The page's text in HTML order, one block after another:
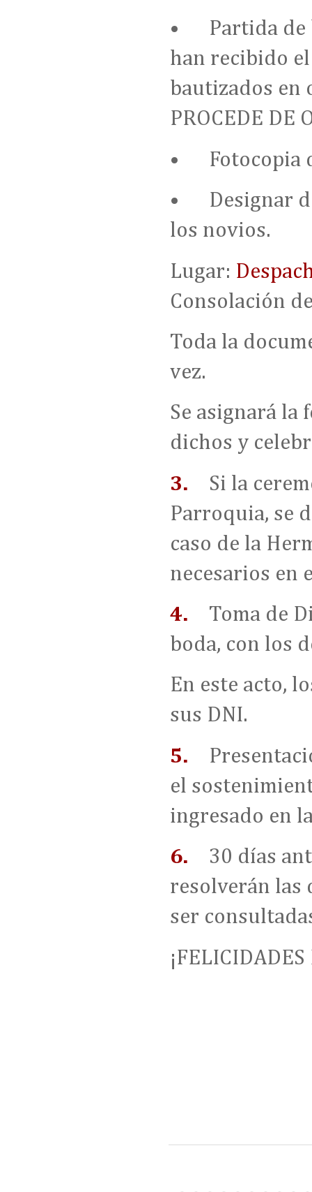
•
Partida
han recibido
bautizados en
PROCEDE DE
•
Fotocopia
•
Designar
los novios.
Lugar:
Consolación
Toda la
vez.
Se asignará la
dichos y
3.
Si la
Parroquia, se
caso de la
necesarios en
4.
Toma de
boda, con los
En este acto,
sus DNI.
5.
el
ingresado en
6.
30 días
resolverán las
ser
¡FELICIDADES